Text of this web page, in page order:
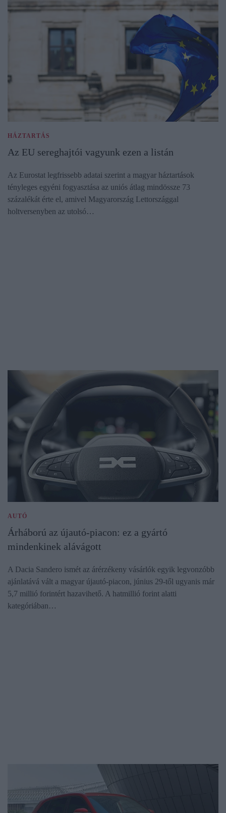
HÁZTARTÁS
Az EU sereghajtói vagyunk ezen a listán
Az Eurostat legfrissebb adatai szerint a magyar háztartások
tényleges egyéni fogyasztása az uniós átlag mindössze 73
százalékát érte el, amivel Magyarország Lettországgal
holtversenyben az utolsó…
AUTÓ
Árháború az újautó-piacon: ez a gyártó
mindenkinek alávágott
A Dacia Sandero ismét az árérzékeny vásárlók egyik legvonzóbb
ajánlatává vált a magyar újautó-piacon, június 29-től ugyanis már
5,7 millió forintért hazavihető. A hatmillió forint alatti
kategóriában…